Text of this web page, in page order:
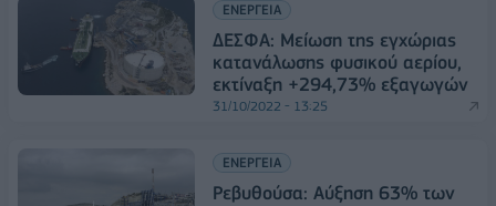
ΕΝΕΡΓΕΙΑ
ΔΕΣΦΑ: Μείωση της εγχώριας
κατανάλωσης φυσικού αερίου,
εκτίναξη +294,73% εξαγωγών
31/10/2022 - 13:25
ΕΝΕΡΓΕΙΑ
Ρεβυθούσα: Αύξηση 63% των